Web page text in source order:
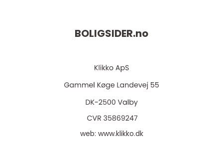
BOLIGSIDER.no
web: www.klikko.dk